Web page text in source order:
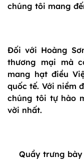
chúng tôi mang
Đối với Hoàng
thương mại mà
mang hạt điều
quốc tế. Với niềm
chúng tôi tự hào
vời nhất.
Quầy trưng bày